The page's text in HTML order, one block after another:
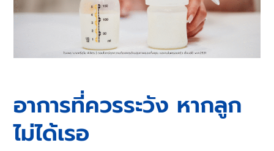
อาการที่ควรระวัง หากลูก
ไม่ได้เรอ